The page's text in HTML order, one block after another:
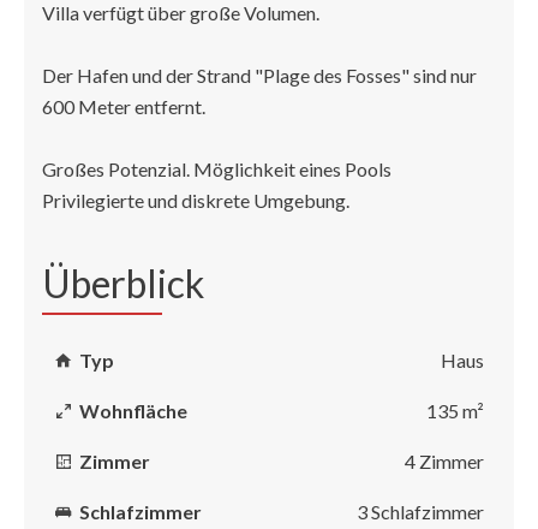
Villa verfügt über große Volumen.
Der Hafen und der Strand "Plage des Fosses" sind nur
600 Meter entfernt.
Großes Potenzial. Möglichkeit eines Pools
Privilegierte und diskrete Umgebung.
Überblick
Typ Haus
Wohnfläche 135 m²
Zimmer 4 Zimmer
Schlafzimmer 3 Schlafzimmer